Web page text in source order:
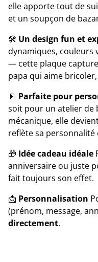
elle apporte tout de
et un soupçon de
🛠️ Un design fun et
dynamiques, couleurs
— cette plaque capture
papa qui aime
🚪 Parfaite pour
soit pour un atelier de
mécanique, elle
reflète sa personnalité
🎁 Idée cadeau idéale
anniversaire ou juste
fait toujours son effet.
📩 Personnalisation
(prénom, message,
directement.